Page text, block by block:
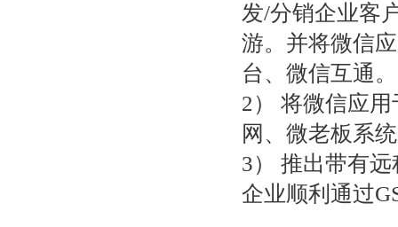
发/分销企业客
游。并将微信
台、微信互通。
2） 将微信应
网、微老板系
3） 推出带有
企业顺利通过